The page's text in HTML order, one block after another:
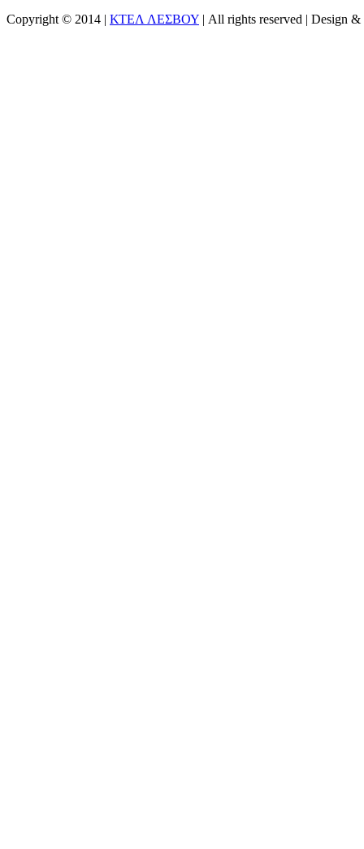
Copyright © 2014 | ΚΤΕΛ ΛΕΣΒΟΥ | All rights reserved | Design &